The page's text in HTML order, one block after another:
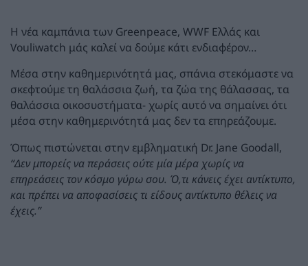
Η νέα καμπάνια των Greenpeace, WWF Ελλάς και
Vouliwatch μάς καλεί να δούμε κάτι ενδιαφέρον…
Μέσα στην καθημερινότητά μας, σπάνια στεκόμαστε να
σκεφτούμε τη θαλάσσια ζωή, τα ζώα της θάλασσας, τα
θαλάσσια οικοσυστήματα- χωρίς αυτό να σημαίνει ότι
μέσα στην καθημερινότητά μας δεν τα επηρεάζουμε.
Όπως πιστώνεται στην εμβληματική Dr. Jane Goodall,
“Δεν μπορείς να περάσεις ούτε μία μέρα χωρίς να
επηρεάσεις τον κόσμο γύρω σου. Ό,τι κάνεις έχει αντίκτυπο,
και πρέπει να αποφασίσεις τι είδους αντίκτυπο θέλεις να
έχεις.”